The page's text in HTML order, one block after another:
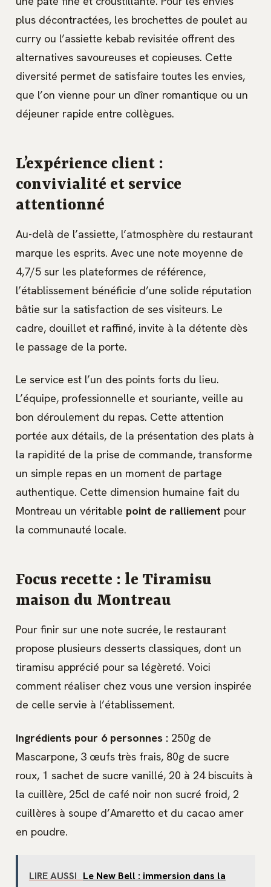
plus décontractées, les brochettes de poulet au
curry ou l’assiette kebab revisitée offrent des
alternatives savoureuses et copieuses. Cette
diversité permet de satisfaire toutes les envies,
que l’on vienne pour un dîner romantique ou un
déjeuner rapide entre collègues.
L’expérience client :
convivialité et service
attentionné
Au-delà de l’assiette, l’atmosphère du restaurant
marque les esprits. Avec une note moyenne de
4,7/5 sur les plateformes de référence,
l’établissement bénéficie d’une solide réputation
bâtie sur la satisfaction de ses visiteurs. Le
cadre, douillet et raffiné, invite à la détente dès
le passage de la porte.
Le service est l’un des points forts du lieu.
L’équipe, professionnelle et souriante, veille au
bon déroulement du repas. Cette attention
portée aux détails, de la présentation des plats à
la rapidité de la prise de commande, transforme
un simple repas en un moment de partage
authentique. Cette dimension humaine fait du
Montreau un véritable point de ralliement pour
la communauté locale.
Focus recette : le Tiramisu
maison du Montreau
Pour finir sur une note sucrée, le restaurant
propose plusieurs desserts classiques, dont un
tiramisu apprécié pour sa légèreté. Voici
comment réaliser chez vous une version inspirée
de celle servie à l’établissement.
Ingrédients pour 6 personnes : 250g de
Mascarpone, 3 œufs très frais, 80g de sucre
roux, 1 sachet de sucre vanillé, 20 à 24 biscuits à
la cuillère, 25cl de café noir non sucré froid, 2
cuillères à soupe d’Amaretto et du cacao amer
en poudre.
LIRE AUSSI Le New Bell : immersion dans la